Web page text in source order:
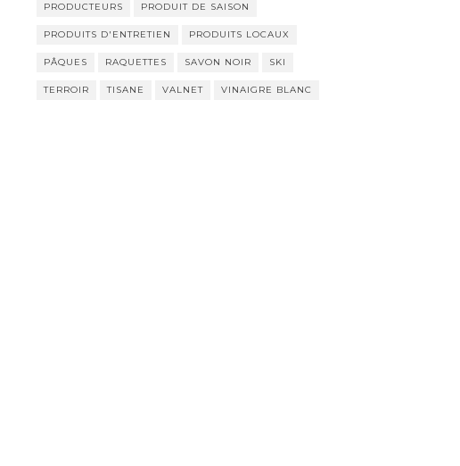
PRODUCTEURS PRODUIT DE SAISON
PRODUITS D'ENTRETIEN PRODUITS LOCAUX
PÂQUES RAQUETTES SAVON NOIR SKI
TERROIR TISANE VALNET VINAIGRE BLANC